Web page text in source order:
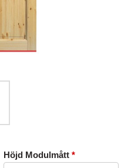
Höjd Modulmått *